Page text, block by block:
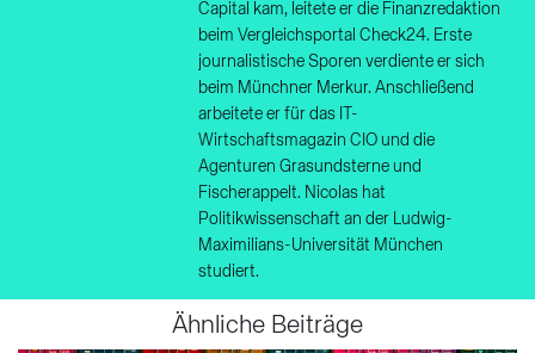
Capital kam, leitete er die Finanzredaktion
beim Vergleichsportal Check24. Erste
journalistische Sporen verdiente er sich
beim Münchner Merkur. Anschließend
arbeitete er für das IT-
Wirtschaftsmagazin CIO und die
Agenturen Grasundsterne und
Fischerappelt. Nicolas hat
Politikwissenschaft an der Ludwig-
Maximilians-Universität München
studiert.
Ähnliche Beiträge